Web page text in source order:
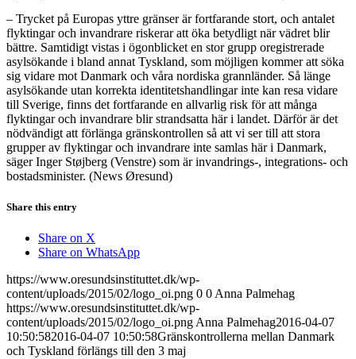
– Trycket på Europas yttre gränser är fortfarande stort, och antalet
flyktingar och invandrare riskerar att öka betydligt när vädret blir
bättre. Samtidigt vistas i ögonblicket en stor grupp oregistrerade
asylsökande i bland annat Tyskland, som möjligen kommer att söka
sig vidare mot Danmark och våra nordiska grannländer. Så länge
asylsökande utan korrekta identitetshandlingar inte kan resa vidare
till Sverige, finns det fortfarande en allvarlig risk för att många
flyktingar och invandrare blir strandsatta här i landet. Därför är det
nödvändigt att förlänga gränskontrollen så att vi ser till att stora
grupper av flyktingar och invandrare inte samlas här i Danmark,
säger Inger Støjberg (Venstre) som är invandrings-, integrations- och
bostadsminister. (News Øresund)
Share this entry
Share on X
Share on WhatsApp
https://www.oresundsinstituttet.dk/wp-
content/uploads/2015/02/logo_oi.png 0 0 Anna Palmehag
https://www.oresundsinstituttet.dk/wp-
content/uploads/2015/02/logo_oi.png Anna Palmehag2016-04-07
10:50:582016-04-07 10:50:58Gränskontrollerna mellan Danmark
och Tyskland förlängs till den 3 maj